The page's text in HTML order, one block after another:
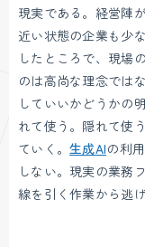
現実である。経営陣
近い状態の企業も少
したところで、現場
のは高尚な理念では
していいかどうかの
れて使う。隠れて使
ていく。生成AIの利
しない。現実の業務
線を引く作業から逃